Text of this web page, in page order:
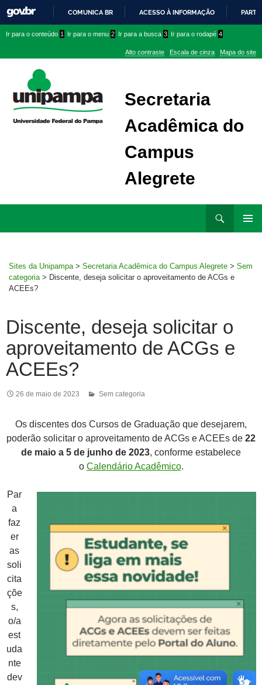
PARA
CONTEÚDO
COMUNICA BR ACESSO À INFORMAÇÃO
conteúdo
menu
superior
menu
Ir para o conteúdo 1 Ir para o menu 2 Ir para a busca 3 Ir para o rodapé 4
Alto contraste Escala de cinza Mapa do site
Secretaria
Acadêmica do
Campus
Alegrete
Sites da Unipampa > Secretaria Acadêmica do Campus Alegrete > Sem
categoria > Discente, deseja solicitar o aproveitamento de ACGs e
ACEEs?
Discente, deseja solicitar o
aproveitamento de ACGs e
ACEEs?
26 de maio de 2023 Sem categoria
Os discentes dos Cursos de Graduação que desejarem,
poderão solicitar o aproveitamento de ACGs e ACEEs de 22
de maio a 5 de junho de 2023, conforme estabelece
o Calendário Acadêmico.
Par
a
faz
er
as
soli
cita
çõe
s,
o/a
est
uda
nte
dev